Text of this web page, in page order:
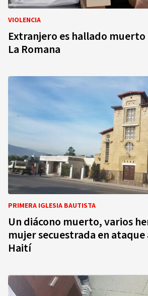
VIOLENCIA
Extranjero es hallado muerto
La Romana
PRIMERA IGLESIA BAUTISTA
Un diácono muerto, varios
mujer secuestrada en
Haití